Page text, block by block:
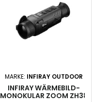
MARKE: INFIRAY OUTDOOR
INFIRAY WÄRMEBILD-
MONOKULAR ZOOM ZH38